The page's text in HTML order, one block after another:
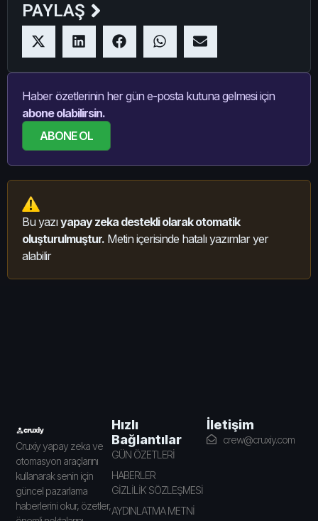
PAYLAŞ
Haber özetlerinin her gün e-posta kutuna gelmesi için
abone olabilirsin.
ABONE OL
Bu yazıyapay zeka destekli olarak otomatik
oluşturulmuştur. Metin içerisinde hatalı yazımlar yer
alabilir
Cruxiy yapay zeka ve
otomasyon araçlarını
kullanarak senin için
güncel pazarlama
haberlerini okur, özetler,
Hızlı
Bağlantılar
GÜN ÖZETLERİ
HABERLER
GİZLİLİK SÖZLEŞMESİ
AYDINLATMA METNİ
İletişim
crew@cruxiy.com